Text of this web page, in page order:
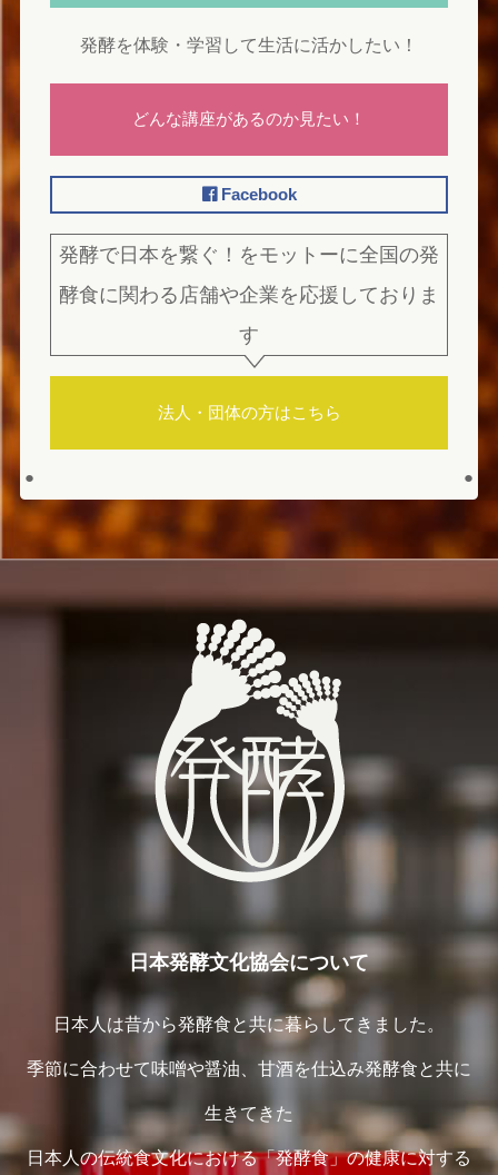
発酵を体験・学習して生活に活かしたい！
どんな講座があるのか見たい！
Facebook
発酵で日本を繋ぐ！をモットーに全国の発
酵食に関わる店舗や企業を応援しておりま
す
法人・団体の方はこちら
● ●
日本発酵文化協会について
日本人は昔から発酵食と共に暮らしてきました。
季節に合わせて味噌や醤油、甘酒を仕込み発酵食と共に
生きてきた
日本人の伝統食文化における「発酵食」の健康に対する